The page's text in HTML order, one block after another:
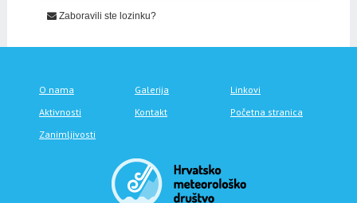
Zaboravili ste lozinku?
O nama Galerija
Linkovi
Aktivnosti
Kontakt
Početna stranica
Zanimljivosti